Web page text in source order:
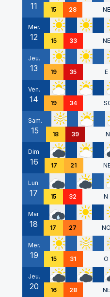
11 15 28 NE
Mer.
12 15 33 NE
Jeu.
13 19 35 E
Ven.
14 19 34
Sam.
15 18 39 N
Dim.
16 17 21
Lun.
17 15 32 N
Mar.
18 17 27 NO
Mer.
19 15 31 O
Jeu.
20 16 28 NE